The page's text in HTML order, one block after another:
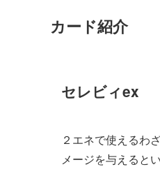
カード紹介
セレビィex
２エネで使えるわ
メージを与えると